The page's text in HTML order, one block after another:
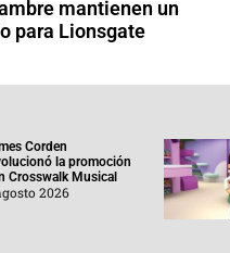
mantienen un
para Lionsgate
Corden
la promoción
Crosswalk Musical
2026